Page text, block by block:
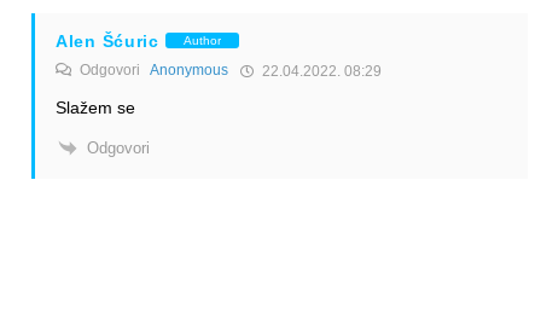
Alen Šćuric Author
Odgovori Anonymous 22.04.2022. 08:29
Slažem se
Odgovori